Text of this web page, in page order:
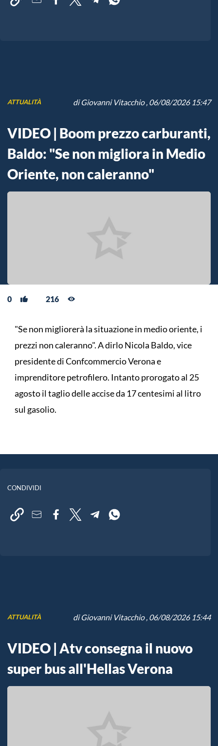
ATTUALITÀ diGiovanni Vitacchio, 06/08/2026 15:47
VIDEO | Boom prezzo carburanti,
Baldo: "Se non migliora in Medio
Oriente, non caleranno"
0 216
"Se non migliorerà la situazione in medio oriente, i
prezzi non caleranno". A dirlo Nicola Baldo, vice
presidente di Confcommercio Verona e
imprenditore petrofilero. Intanto prorogato al 25
agosto il taglio delle accise da 17 centesimi al litro
sul gasolio.
CONDIVIDI
ATTUALITÀ diGiovanni Vitacchio, 06/08/2026 15:44
VIDEO | Atv consegna il nuovo
super bus all'Hellas Verona